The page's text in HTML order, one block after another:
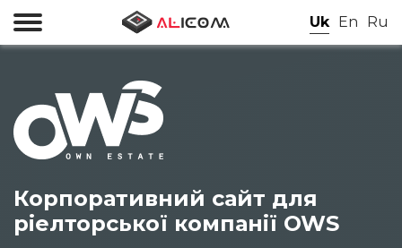
Uk En Ru
Корпоративний сайт для
ріелторської компанії OWS